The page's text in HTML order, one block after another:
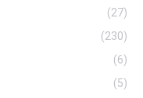
(27)
(230)
(6)
(5)